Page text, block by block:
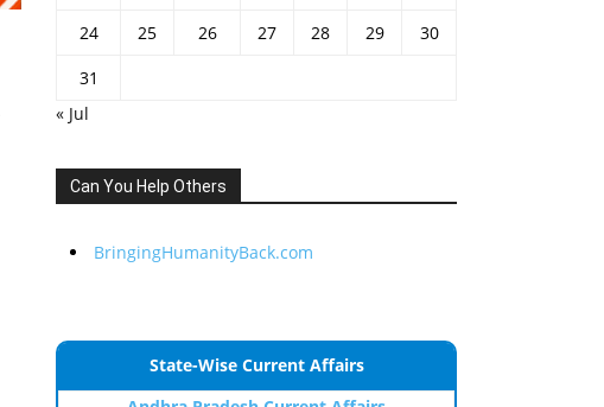
24
25 26 27 28 29
30
31
« Jul
Can You Help Others
BringingHumanityBack.com
State-Wise Current Affairs